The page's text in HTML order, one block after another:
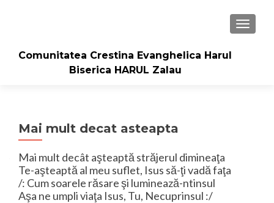
Comunitatea Crestina Evanghelica Harul
Biserica HARUL Zalau
Mai mult decat asteapta
Mai mult decât aşteaptă străjerul dimineaţa
Te-aşteaptă al meu suflet, Isus să-ţi vadă faţa
/: Cum soarele răsare şi luminează-ntinsul
Aşa ne umpli viaţa Isus, Tu, Necuprinsul :/